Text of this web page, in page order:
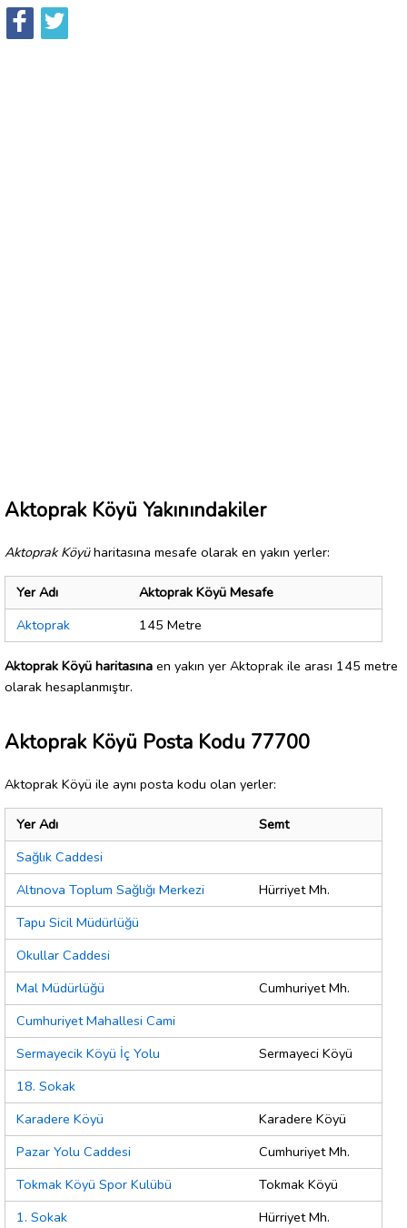
Aktoprak Köyü Yakınındakiler
Aktoprak Köyüharitasına mesafe olarak en yakın yerler:
Yer Adı
Aktoprak Köyü Mesafe
Aktoprak
145 Metre
Aktoprak Köyü haritasına en yakın yer Aktoprak ile arası 145 metre
olarak hesaplanmıştır.
Aktoprak Köyü Posta Kodu 77700
Aktoprak Köyü ile aynı posta kodu olan yerler:
Yer Adı
Semt
Sağlık Caddesi
Altınova Toplum Sağlığı Merkezi
Hürriyet Mh.
Tapu Sicil Müdürlüğü
Okullar Caddesi
Mal Müdürlüğü
Cumhuriyet Mh.
Cumhuriyet Mahallesi Cami
Sermayecik Köyü İç Yolu
Sermayeci Köyü
18. Sokak
Karadere Köyü
Karadere Köyü
Pazar Yolu Caddesi
Cumhuriyet Mh.
Tokmak Köyü Spor Kulübü
Tokmak Köyü
1. Sokak
Hürriyet Mh.